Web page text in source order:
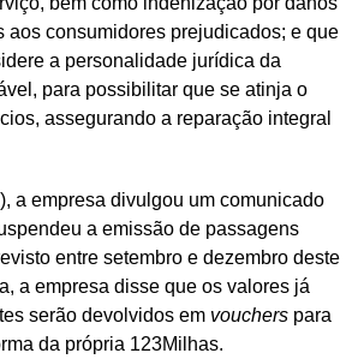
aos consumidores prejudicados; e que
a personalidade jurídica da
para possibilitar que se atinja o
assegurando a reparação integral
a empresa divulgou um comunicado
a emissão de passagens
entre setembro e dezembro deste
a empresa disse que os valores já
serão devolvidos em voucherspara
da própria 123Milhas.